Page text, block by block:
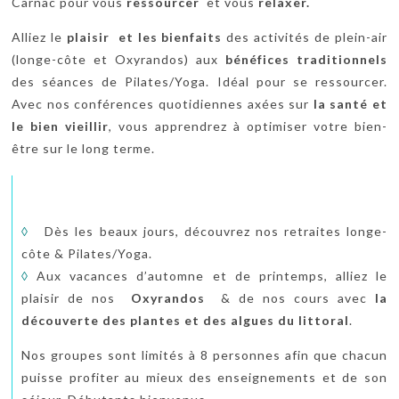
Alliez le plaisir et les bienfaits des activités de plein-air
(longe-côte et Oxyrandos) aux bénéfices traditionnels
des séances de Pilates/Yoga. Idéal pour se ressourcer.
Avec nos conférences quotidiennes axées sur la santé et
le bien vieillir, vous apprendrez à optimiser votre bien-
être sur le long terme.
◊Dès les beaux jours, découvrez nos retraites longe-
côte & Pilates/Yoga.
◊Aux vacances d’automne et de printemps, alliez le
plaisir de nos Oxyrandos & de nos cours avec la
découverte des plantes et des algues du littoral.
Nos groupes sont limités à 8 personnes afin que chacun
puisse profiter au mieux des enseignements et de son